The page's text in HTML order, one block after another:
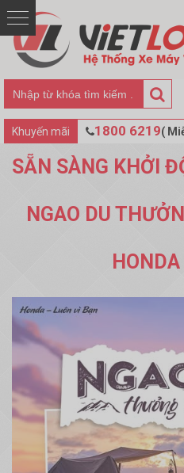
Tìm
kiếm:
Khuyến mãi 1800 6219(
SẴN SÀNG KHỞI
NGAO DU